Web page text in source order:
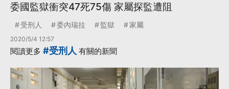
委國監獄衝突47死75傷 家屬探監遭阻
受刑人 委內瑞拉 監獄 家屬
2020/5/4 12:57
閱讀更多 #受刑人 有關的新聞